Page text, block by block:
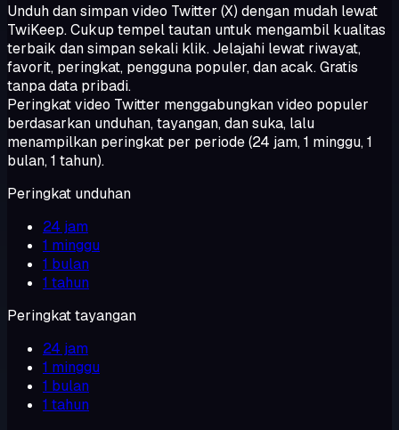
Unduh dan simpan video Twitter (X) dengan mudah lewat
TwiKeep. Cukup tempel tautan untuk mengambil kualitas
terbaik dan simpan sekali klik. Jelajahi lewat riwayat,
favorit, peringkat, pengguna populer, dan acak. Gratis
tanpa data pribadi.
Peringkat video Twitter menggabungkan video populer
berdasarkan unduhan, tayangan, dan suka, lalu
menampilkan peringkat per periode (24 jam, 1 minggu, 1
bulan, 1 tahun).
Peringkat unduhan
24 jam
1 minggu
1 bulan
1 tahun
Peringkat tayangan
24 jam
1 minggu
1 bulan
1 tahun